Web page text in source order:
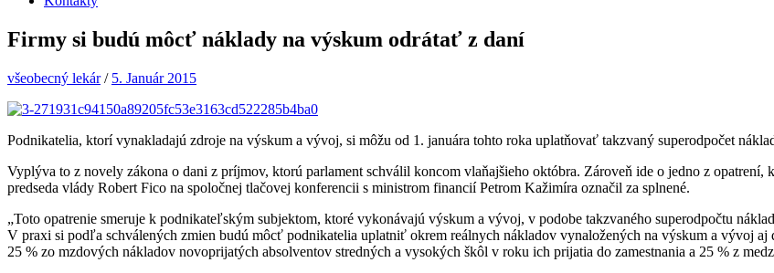
Firmy si budú môcť náklady na výskum odrátať z daní
všeobecný lekár/ 5. Január 2015
Podnikatelia, ktorí vynakladajú zdroje na výskum a vývoj, si môžu od 1. januára tohto roka uplatňovať takzvaný superodpočet
Vyplýva to z novely zákona o dani z príjmov, ktorú parlament schválil koncom vlaňajšieho októbra. Zároveň ide o jedno z
predseda vlády Robert Fico na spoločnej tlačovej konferencii s ministrom financií Petrom Kažimíra označil za splnené.
„Toto opatrenie smeruje k podnikateľským subjektom, ktoré vykonávajú výskum a vývoj, v podobe takzvaného superodpočtu
V praxi si podľa schválených zmien budú môcť podnikatelia uplatniť okrem reálnych nákladov vynaložených na výskum a vývoj
25 % zo mzdových nákladov novoprijatých absolventov stredných a vysokých škôl v roku ich prijatia do zamestnania a 25 % z